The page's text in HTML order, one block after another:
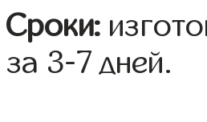
Сроки:
за 3-7 дней.